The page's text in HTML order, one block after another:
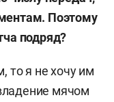
Поэтому
подряд?
то я не хочу им
мячом